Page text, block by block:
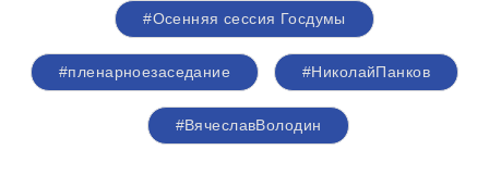
#Осенняя сессия Госдумы
#пленарноезаседание #НиколайПанков
#ВячеславВолодин